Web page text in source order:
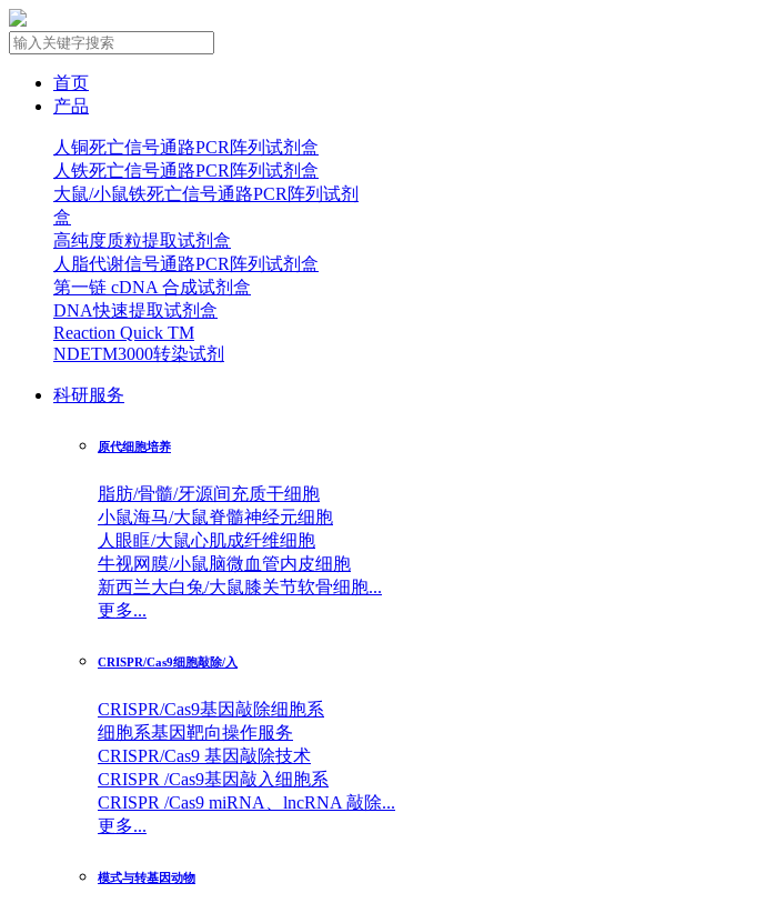
首页
产品
人铜死亡信号通路PCR阵列试剂盒
人铁死亡信号通路PCR阵列试剂盒
大鼠/小鼠铁死亡信号通路PCR阵列试剂
盒
高纯度质粒提取试剂盒
人脂代谢信号通路PCR阵列试剂盒
第一链 cDNA 合成试剂盒
DNA快速提取试剂盒
Reaction Quick TM
NDETM3000转染试剂
科研服务
原代细胞培养
脂肪/骨髓/牙源间充质干细胞
小鼠海马/大鼠脊髓神经元细胞
人眼眶/大鼠心肌成纤维细胞
牛视网膜/小鼠脑微血管内皮细胞
新西兰大白兔/大鼠膝关节软骨细胞...
更多...
CRISPR/Cas9细胞敲除/入
CRISPR/Cas9基因敲除细胞系
细胞系基因靶向操作服务
CRISPR/Cas9 基因敲除技术
CRISPR /Cas9基因敲入细胞系
CRISPR /Cas9 miRNA、lncRNA 敲除...
更多...
模式与转基因动物